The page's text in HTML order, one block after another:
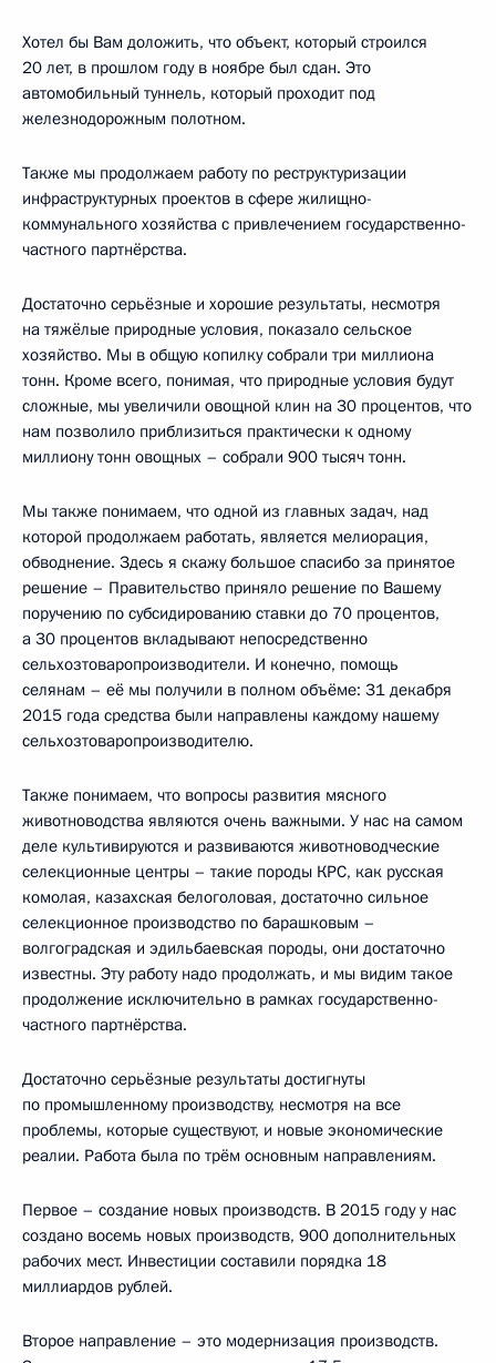
Хотел бы Вам доложить, что объект, который строился
20 лет, в прошлом году в ноябре был сдан. Это
автомобильный туннель, который проходит под
железнодорожным полотном.
Также мы продолжаем работу по реструктуризации
инфраструктурных проектов в сфере жилищно-
коммунального хозяйства с привлечением государственно-
частного партнёрства.
Достаточно серьёзные и хорошие результаты, несмотря
на тяжёлые природные условия, показало сельское
хозяйство. Мы в общую копилку собрали три миллиона
тонн. Кроме всего, понимая, что природные условия будут
сложные, мы увеличили овощной клин на 30 процентов, что
нам позволило приблизиться практически к одному
миллиону тонн овощных – собрали 900 тысяч тонн.
Мы также понимаем, что одной из главных задач, над
которой продолжаем работать, является мелиорация,
обводнение. Здесь я скажу большое спасибо за принятое
решение – Правительство приняло решение по Вашему
поручению по субсидированию ставки до 70 процентов,
а 30 процентов вкладывают непосредственно
сельхозтоваропроизводители. И конечно, помощь
селянам – её мы получили в полном объёме: 31 декабря
2015 года средства были направлены каждому нашему
сельхозтоваропроизводителю.
Также понимаем, что вопросы развития мясного
животноводства являются очень важными. У нас на самом
деле культивируются и развиваются животноводческие
селекционные центры – такие породы КРС, как русская
комолая, казахская белоголовая, достаточно сильное
селекционное производство по барашковым –
волгоградская и эдильбаевская породы, они достаточно
известны. Эту работу надо продолжать, и мы видим такое
продолжение исключительно в рамках государственно-
частного партнёрства.
Достаточно серьёзные результаты достигнуты
по промышленному производству, несмотря на все
проблемы, которые существуют, и новые экономические
реалии. Работа была по трём основным направлениям.
Первое – создание новых производств. В 2015 году у нас
создано восемь новых производств, 900 дополнительных
рабочих мест. Инвестиции составили порядка 18
миллиардов рублей.
Второе направление – это модернизация производств.